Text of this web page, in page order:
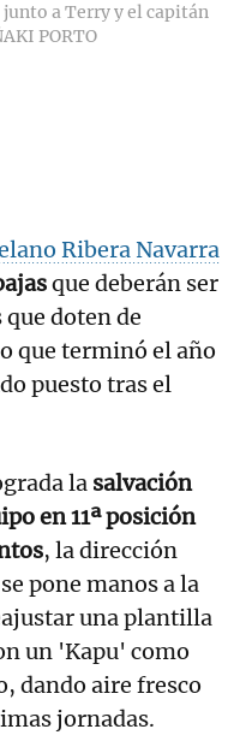
a Terry y el capitán
PORTO
Ribera Navarra
que deberán ser
doten de
que terminó el año
puesto tras el
la salvación
en 11ª posición
, la dirección
pone manos a la
una plantilla
un 'Kapu' como
dando aire fresco
jornadas.